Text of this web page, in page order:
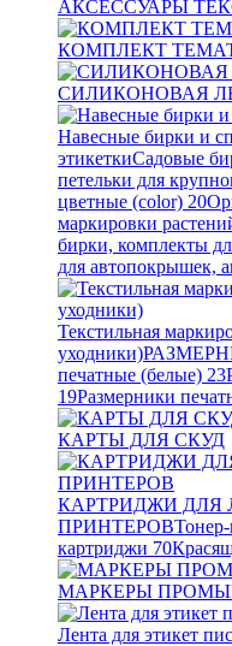
АКСЕССУАРЫ
КОМПЛЕКТ
СИЛИКОНОВАЯ
Навесные бирки и
этикеткиСадовые
петельки для
цветные (color) 20
маркировки
бирки, комплекты
для автопокрышек,
Текстильная
уходники)
печатные (белые) 23
19Размерники
КАРТЫ ДЛЯ СКУД
КАРТРИДЖИ ДЛЯ
ПРИНТЕРОВ
картриджи 70
МАРКЕРЫ
Лента для этикет